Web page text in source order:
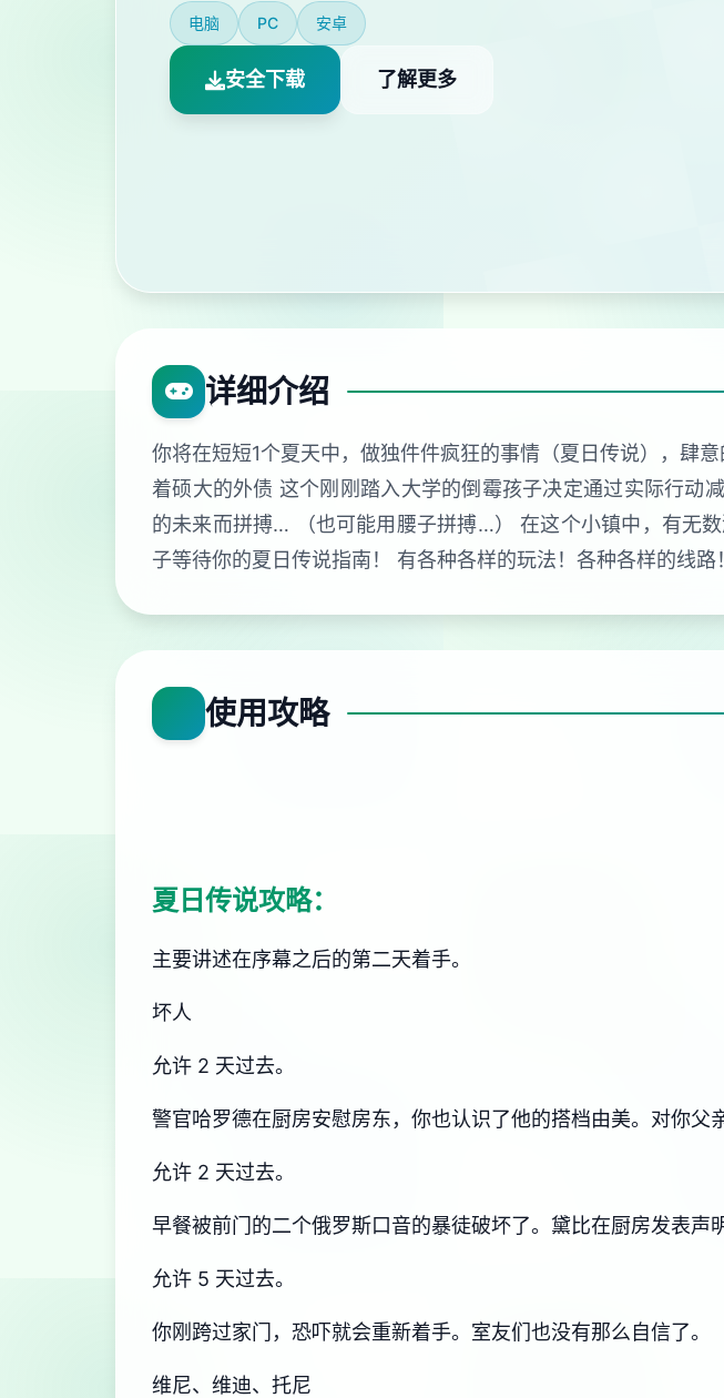
电脑 PC 安卓
安全下载 了解更多
详细介绍
你将在短短1个夏天中，做独件件疯狂的事情（夏日传说），肆
着硕大的外债 这个刚刚踏入大学的倒霉孩子决定通过实际行动
的未来而拼搏… （也可能用腰子拼搏…） 在这个小镇中，有无
子等待你的夏日传说指南！ 有各种各样的玩法！各种各样的线路！
使用攻略
夏日传说攻略：
主要讲述在序幕之后的第二天着手。
坏人
允许 2 天过去。
警官哈罗德在厨房安慰房东，你也认识了他的搭档由美。对你父
允许 2 天过去。
早餐被前门的二个俄罗斯口音的暴徒破坏了。黛比在厨房发表声
允许 5 天过去。
你刚跨过家门，恐吓就会重新着手。室友们也没有那么自信了。
维尼、维迪、托尼